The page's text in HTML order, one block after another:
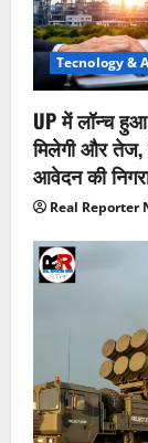
Tecnology &
UP में लॉन्च हुआ
मिलेगी और तेज,
आवेदन की
Real Reporter